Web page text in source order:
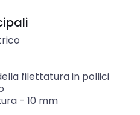
filettatura in pollici
- 10 mm